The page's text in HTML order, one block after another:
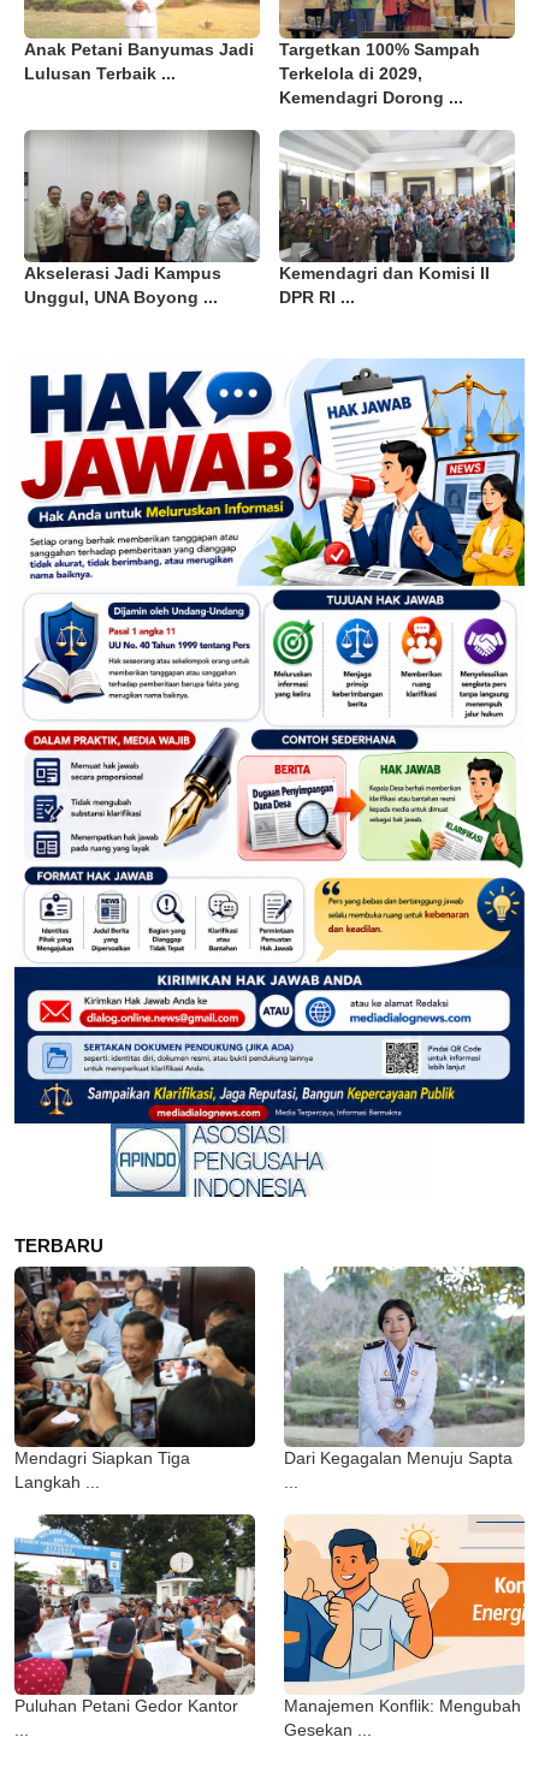
Anak Petani Banyumas Jadi
Lulusan Terbaik ...
Targetkan 100% Sampah
Terkelola di 2029,
Kemendagri Dorong ...
Akselerasi Jadi Kampus
Unggul, UNA Boyong ...
Kemendagri dan Komisi II
DPR RI ...
TERBARU
Mendagri Siapkan Tiga
Langkah ...
Dari Kegagalan Menuju Sapta
...
Puluhan Petani Gedor Kantor
...
Manajemen Konflik: Mengubah
Gesekan ...